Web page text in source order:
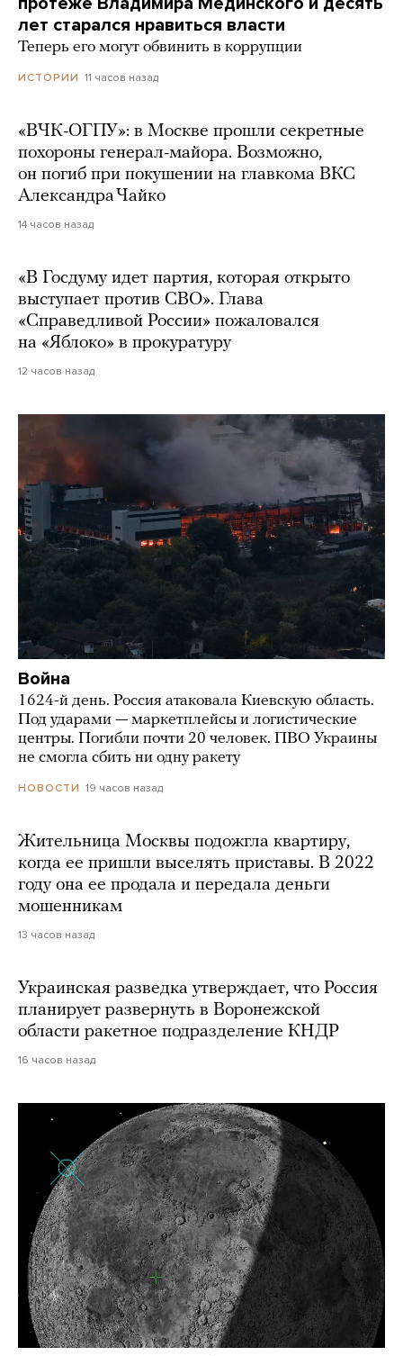
лет старался нравиться власти
Теперь его могут обвинить в коррупции
ИСТОРИИ 11 часов назад
«ВЧК-ОГПУ»: в Москве прошли секретные
похороны генерал-майора. Возможно,
он погиб при покушении на главкома ВКС
Александра Чайко
14 часов назад
«В Госдуму идет партия, которая открыто
выступает против СВО». Глава
«Справедливой России» пожаловался
на «Яблоко» в прокуратуру
12 часов назад
Война
1624-й день. Россия атаковала Киевскую область.
Под ударами — маркетплейсы и логистические
центры. Погибли почти 20 человек. ПВО Украины
не смогла сбить ни одну ракету
НОВОСТИ 19 часов назад
Жительница Москвы подожгла квартиру,
когда ее пришли выселять приставы. В 2022
году она ее продала и передала деньги
мошенникам
13 часов назад
Украинская разведка утверждает, что Россия
планирует развернуть в Воронежской
области ракетное подразделение КНДР
16 часов назад